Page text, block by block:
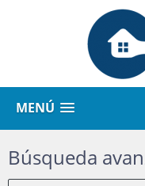
MENÚ
Búsqueda